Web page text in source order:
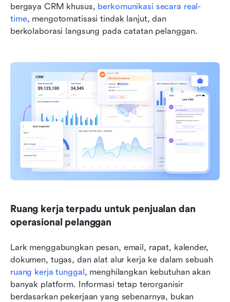
bergaya CRM khusus, berkomunikasi secara real-
time, mengotomatisasi tindak lanjut, dan
berkolaborasi langsung pada catatan pelanggan.
Ruang kerja terpadu untuk penjualan dan
operasional pelanggan
Lark menggabungkan pesan, email, rapat, kalender,
ruang kerja tunggal, menghilangkan kebutuhan akan
banyak platform. Informasi tetap terorganisir
berdasarkan pekerjaan yang sebenarnya, bukan